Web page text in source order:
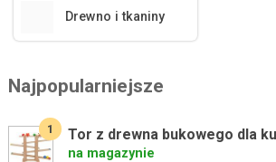
Drewno i tkaniny
Najpopularniejsze
1 Tor z drewna bukowego dla
na magazynie